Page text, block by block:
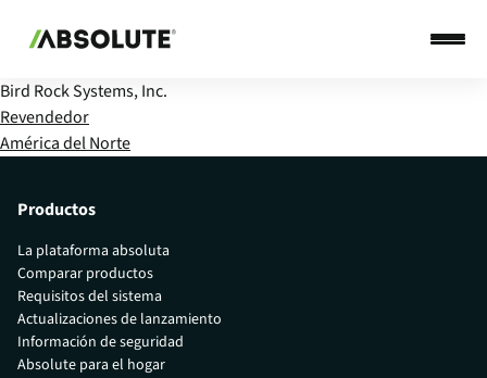
Bird Rock Systems, Inc.
Revendedor
América del Norte
Productos
La plataforma absoluta
Comparar productos
Requisitos del sistema
Actualizaciones de lanzamiento
Información de seguridad
Absolute para el hogar